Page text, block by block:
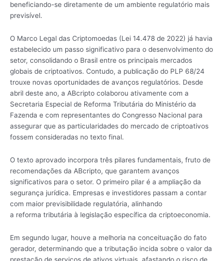
beneficiando-se diretamente de um ambiente regulatório mais
previsível.
O Marco Legal das Criptomoedas (Lei 14.478 de 2022) já havia
estabelecido um passo significativo para o desenvolvimento do
setor, consolidando o Brasil entre os principais mercados
globais de criptoativos. Contudo, a publicação do PLP 68/24
trouxe novas oportunidades de avanços regulatórios. Desde
abril deste ano, a ABcripto colaborou ativamente com a
Secretaria Especial de Reforma Tributária do Ministério da
Fazenda e com representantes do Congresso Nacional para
assegurar que as particularidades do mercado de criptoativos
fossem consideradas no texto final.
O texto aprovado incorpora três pilares fundamentais, fruto de
recomendações da ABcripto, que garantem avanços
significativos para o setor. O primeiro pilar é a ampliação da
segurança jurídica. Empresas e investidores passam a contar
com maior previsibilidade regulatória, alinhando
a reforma tributária à legislação específica da criptoeconomia.
Em segundo lugar, houve a melhoria na conceituação do fato
gerador, determinando que a tributação incida sobre o valor da